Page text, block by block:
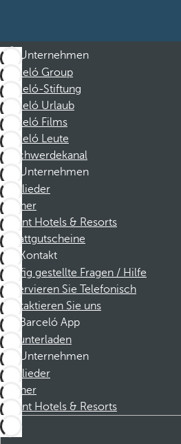
Unternehmen
Barceló Group
Barceló-Stiftung
Barceló Urlaub
Barceló Films
Barceló Leute
Beschwerdekanal
Unternehmen
Mitglieder
Partner
Dorint Hotels & Resorts
Rabattgutscheine
Kontakt
Häufig gestellte Fragen / Hilfe
Reservieren Sie Telefonisch
Kontaktieren Sie uns
Barceló App
Herunterladen
Unternehmen
Mitglieder
Partner
Dorint Hotels & Resorts